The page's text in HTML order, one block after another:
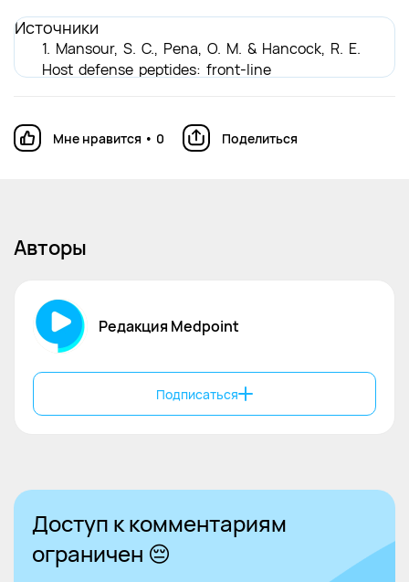
Источники
1. Mansour, S. C., Pena, O. M. & Hancock, R. E.
Host defense peptides: front-line
anty, S., Kamolvit, W., Scheffschick, A.
https://doi.org/10.1038/s41467-022-32636-y
3. Fer
consequences of obesity. Metabolism 1995; 44
(9 Suppl 3): 7-15.
anty, S., Kamolvit, W., Scheffschick, A.
et al. Diabetes downregulates the
https://doi.org/10.1038/s41467-022-32636-y
Мне нравится • 0 Поделиться
Авторы
Редакция Medpoint
Подписаться
Доступ к комментариям
ограничен 😔